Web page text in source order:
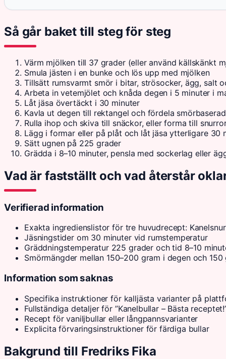
Så går baket till steg för steg
Värm mjölken till 37 grader (eller använd källskänkt
Smula jästen i en bunke och lös upp med mjölken
Tillsätt rumsvarmt smör i bitar, strösocker, ägg, salt
Arbeta in vetemjölet och knåda degen i 5 minuter i
Låt jäsa övertäckt i 30 minuter
Kavla ut degen till rektangel och fördela
Rulla ihop och skiva till snäckor, eller forma till
Lägg i formar eller på plåt och låt jäsa ytterligare 30
Sätt ugnen på 225 grader
Grädda i 8–10 minuter, pensla med sockerlag eller
Vad är fastställt och vad återstår
Verifierad information
Exakta ingredienslistor för tre huvudrecept:
Jäsningstider om 30 minuter vid rumstemperatur
Gräddningstemperatur 225 grader och tid 8–10
Smörmängder mellan 150–200 gram i degen och
Information som saknas
Specifika instruktioner för kalljästa varianter på
Fullständiga detaljer för ”Kanelbullar – Bästa
Recept för vaniljbullar eller långpannsvarianter
Explicita förvaringsinstruktioner för färdiga bullar
Bakgrund till Fredriks Fika